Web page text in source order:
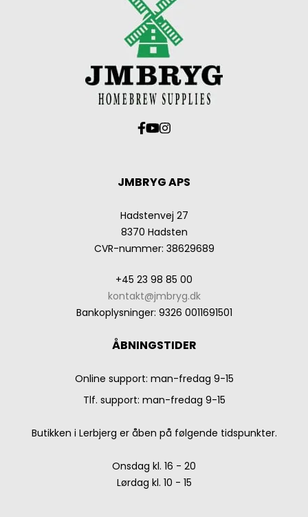
JMBRYG APS
Hadstenvej 27
8370 Hadsten
CVR-nummer: 38629689
+45 23 98 85 00
kontakt@jmbryg.dk
Bankoplysninger: 9326 0011691501
ÅBNINGSTIDER
Online support: man-fredag 9-15
Tlf. support: man-fredag 9-15
Butikken i Lerbjerg er åben på følgende tidspunkter.
Onsdag kl. 16 - 20
Lørdag kl. 10 - 15